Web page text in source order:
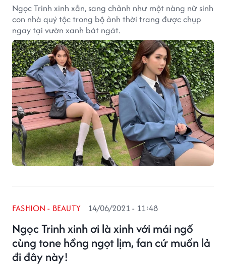
Ngọc Trinh xinh xắn, sang chảnh như một nàng nữ sinh
con nhà quý tộc trong bộ ảnh thời trang được chụp
ngay tại vườn xanh bát ngát.
Ngọc Trinh xinh ơi là xinh với mái ngố
cùng tone hồng ngọt lịm, fan cứ muốn lả
đi đây này!
FASHION - BEAUTY 14/06/2021 - 11:48